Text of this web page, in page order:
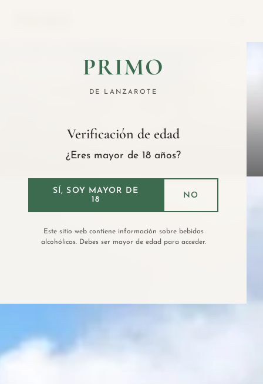
PRIMO
DE LANZAROTE
Verificación de edad
¿Eres mayor de 18 años?
SÍ, SOY MAYOR DE
18
NO
Este sitio web contiene información sobre bebidas
alcohólicas. Debes ser mayor de edad para acceder.
Malvasía Volcánica
VOLCÁNICO, ATLÁNTICO,
Descubre nuestros vermuts